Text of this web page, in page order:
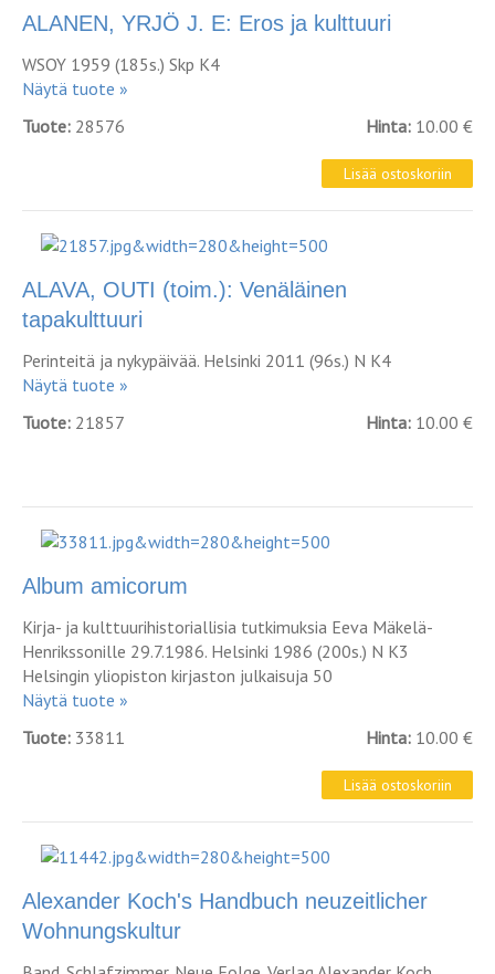
ALANEN, YRJÖ J. E: Eros ja kulttuuri
WSOY 1959 (185s.) Skp K4
Näytä tuote »
Tuote: 28576 Hinta: 10.00 €
ALAVA, OUTI (toim.): Venäläinen
tapakulttuuri
Perinteitä ja nykypäivää. Helsinki 2011 (96s.) N K4
Näytä tuote »
Tuote: 21857 Hinta: 10.00 €
Album amicorum
Kirja- ja kulttuurihistoriallisia tutkimuksia Eeva Mäkelä-
Henrikssonille 29.7.1986. Helsinki 1986 (200s.) N K3
Helsingin yliopiston kirjaston julkaisuja 50
Näytä tuote »
Tuote: 33811 Hinta: 10.00 €
Alexander Koch's Handbuch neuzeitlicher
Wohnungskultur